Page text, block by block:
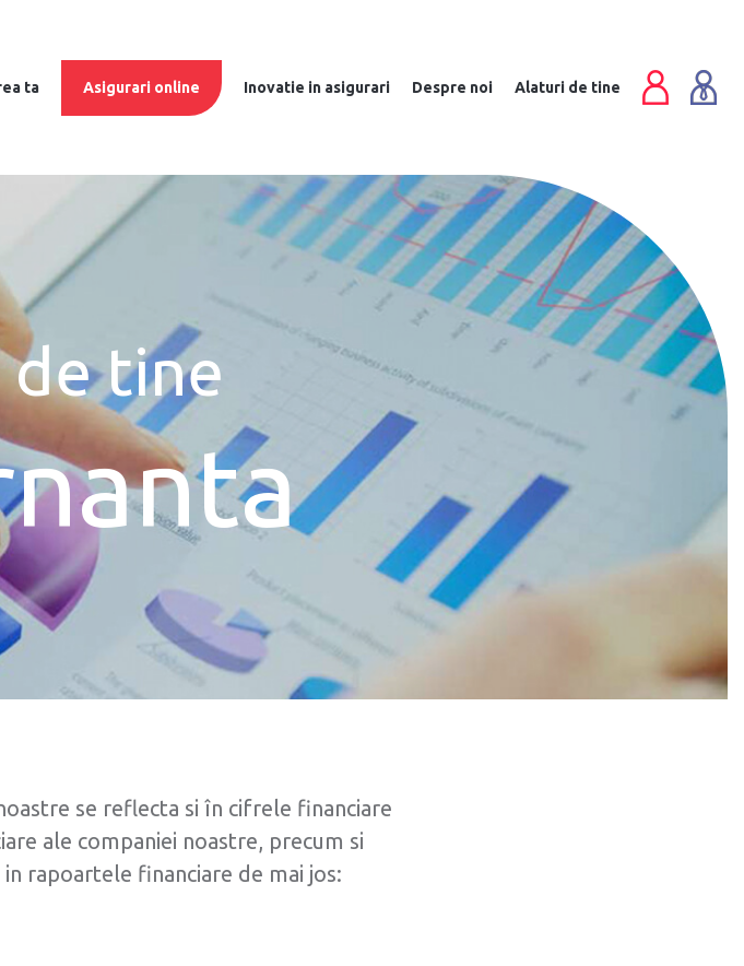
ta Asigurari online Inovatie in asigurari Despre noi Alaturi de tine
tine
se reflecta si în cifrele financiare
ale companiei noastre, precum si
rapoartele financiare de mai jos: